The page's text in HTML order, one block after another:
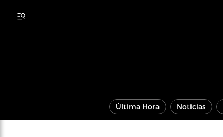
Última Hora Noticias